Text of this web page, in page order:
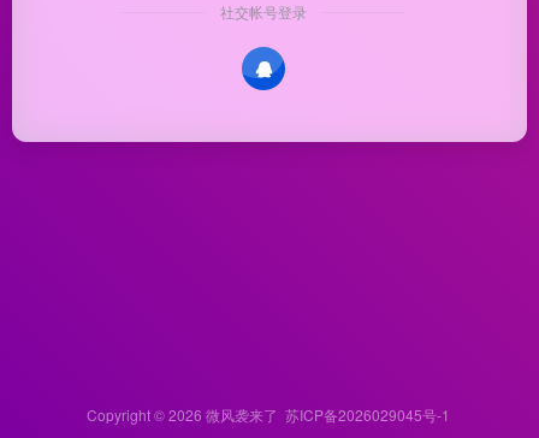
社交帐号登录
Copyright © 2026 微风袭来了 苏ICP备2026029045号-1